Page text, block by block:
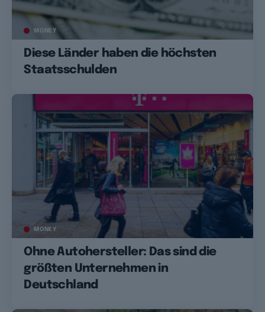
MONEY
Diese Länder haben die höchsten
Staatsschulden
MONEY
Ohne Autohersteller: Das sind die
größten Unternehmen in
Deutschland